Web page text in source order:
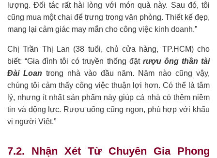
lượng. Đối tác rất hài lòng với món quà này. Sau đó, tôi
cũng mua một chai để trưng trong văn phòng. Thiết kế đẹp,
mang lại cảm giác may mắn cho công việc kinh doanh.”
Chị Trần Thị Lan (38 tuổi, chủ cửa hàng, TP.HCM) cho
biết: “Gia đình tôi có truyền thống đặt rượu ông thần tài
Đài Loan trong nhà vào đầu năm. Năm nào cũng vậy,
chúng tôi cảm thấy công việc thuận lợi hơn. Có thể là tâm
lý, nhưng ít nhất sản phẩm này giúp cả nhà có thêm niềm
tin và động lực. Rượu uống cũng ngon, phù hợp với khẩu
vị người Việt.”
7.2. Nhận Xét Từ Chuyên Gia Phong